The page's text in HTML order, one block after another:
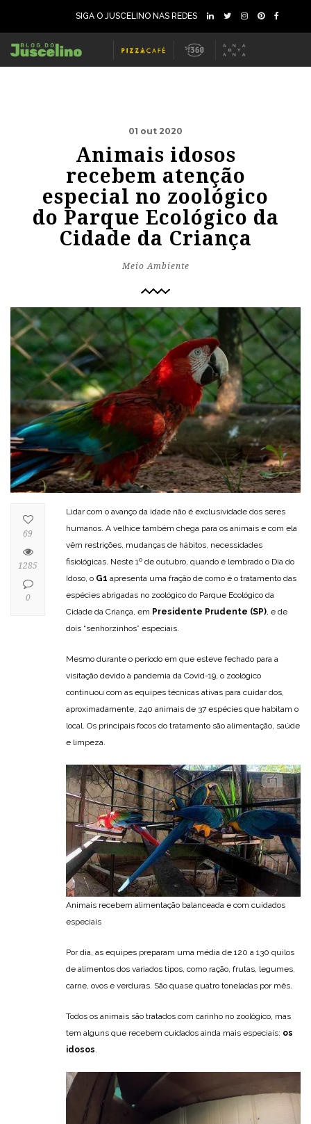
SIGA O JUSCELINO NAS REDES
01 out 2020
Animais idosos
recebem atenção
especial no zoológico
do Parque Ecológico da
Cidade da Criança
Meio Ambiente
Lidar com o avanço da idade não é exclusividade dos seres
humanos. A velhice também chega para os animais e com ela
vêm restrições, mudanças de hábitos, necessidades
fisiológicas. Neste 1º de outubro, quando é lembrado o Dia do
Idoso, o G1 apresenta uma fração de como é o tratamento das
espécies abrigadas no zoológico do Parque Ecológico da
Cidade da Criança, em Presidente Prudente (SP) , e de
dois “senhorzinhos” especiais.
Mesmo durante o período em que esteve fechado para a
visitação devido à pandemia da Covid-19, o zoológico
continuou com as equipes técnicas ativas para cuidar dos,
aproximadamente, 240 animais de 37 espécies que habitam o
local. Os principais focos do tratamento são alimentação, saúde
e limpeza.
Animais recebem alimentação balanceada e com cuidados
especiais
Por dia, as equipes preparam uma média de 120 a 130 quilos
de alimentos dos variados tipos, como ração, frutas, legumes,
carne, ovos e verduras. São quase quatro toneladas por mês.
Todos os animais são tratados com carinho no zoológico, mas
tem alguns que recebem cuidados ainda mais especiais: os
idosos
69
1285
0